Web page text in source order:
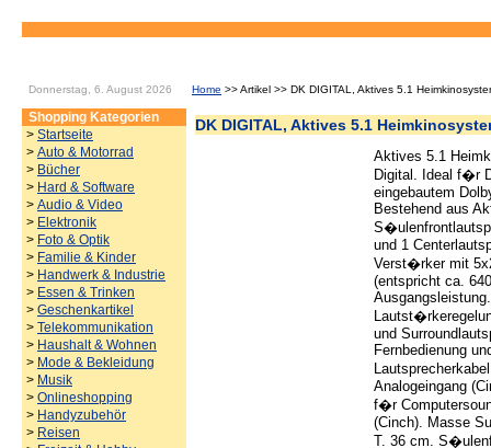
Donnerstag, 6. August 2026 Home >> Artikel >> DK DIGITAL, Aktives 5.1
Shopping Kategorien
> Startseite
> Auto & Motorrad
> Bücher
> Hard & Software
> Audio & Video
> Elektronik
> Foto & Optik
> Familie & Kinder
> Handwerk & Industrie
> Essen & Trinken
> Geschenkartikel
> Telekommunikation
> Haushalt & Wohnen
> Mode & Bekleidung
> Musik
> Onlineshopping
> Handyzubehör
> Reisen
DK DIGITAL, Aktives 5.1
Aktives 5.1
Digital. Ideal f�r
eingebautem
Bestehend aus
und 1
Verst�rker mit
(entspricht ca.
und
Fernbedienung
Analogeingang
f�r
(Cinch). Masse
T. 36 cm.